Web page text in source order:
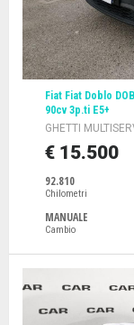
Fiat Fiat Doblo
90cv 3p.ti E5+
GHETTI
€ 15.500
92.810
Chilometri
MANUALE
Cambio